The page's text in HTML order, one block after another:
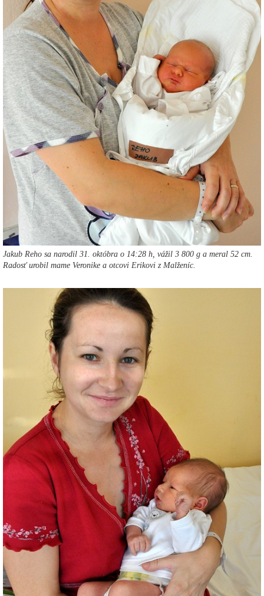
Jakub Reho sa narodil 31. októbra o 14:28 h, vážil 3 800 g a meral 52 cm.
Radosť urobil mame Veronike a otcovi Erikovi z Malženíc.